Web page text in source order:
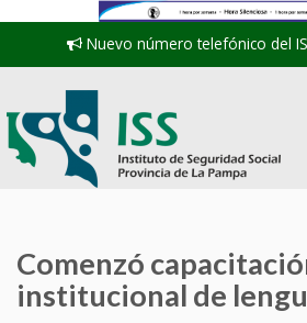
Nuevo número telefónico del
Comenzó
institucional de